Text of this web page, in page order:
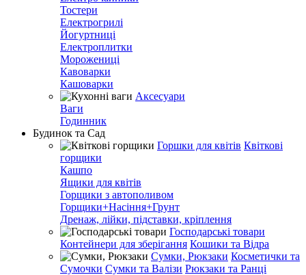
Тостери
Електрогрилі
Йогуртниці
Електроплитки
Морожениці
Кавоварки
Кашоварки
Аксесуари
Ваги
Годинник
Будинок та Сад
Горшки для квітів Квіткові
горщики
Кашпо
Ящики для квітів
Горщики з автополивом
Горщики+Насіння+Грунт
Дренаж, лійки, підставки, кріплення
Господарські товари
Контейнери для зберігання Кошики та Відра
Сумки, Рюкзаки Косметички та
Сумочки Сумки та Валізи Рюкзаки та Ранці